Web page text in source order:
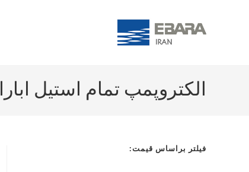
الکتروپمپ تمام استیل ابارا CDM 70/05
فیلتر براساس قیمت: